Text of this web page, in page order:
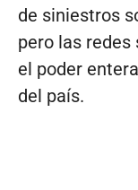
de siniestros
pero las
el poder
del país.